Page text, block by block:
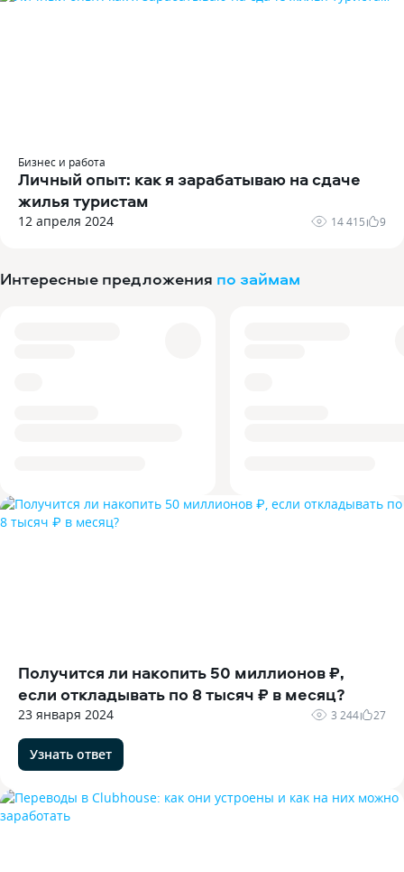
Бизнес и работа
Личный опыт: как я зарабатываю на сдаче
жилья туристам
12 апреля 2024 14 415 9
Интересные предложения по займам
Получится ли накопить 50 миллионов ₽,
если откладывать по 8 тысяч ₽ в месяц?
23 января 2024 3 244 27
Узнать ответ